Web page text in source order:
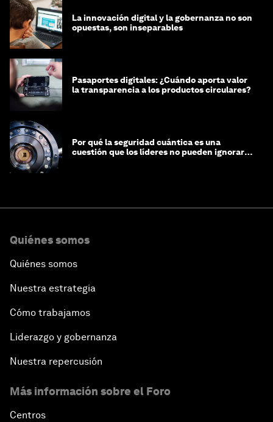
La innovación digital y la gobernanza no son
opuestas, son inseparables
Pasaportes digitales: ¿Cuándo aporta valor
la transparencia a los productos circulares?
Por qué la seguridad cuántica es una
cuestión que los líderes no pueden ignorar
Quiénes somos
Quiénes somos
Nuestra estrategia
Cómo trabajamos
Liderazgo y gobernanza
Nuestra repercusión
Más información sobre el Foro
Centros